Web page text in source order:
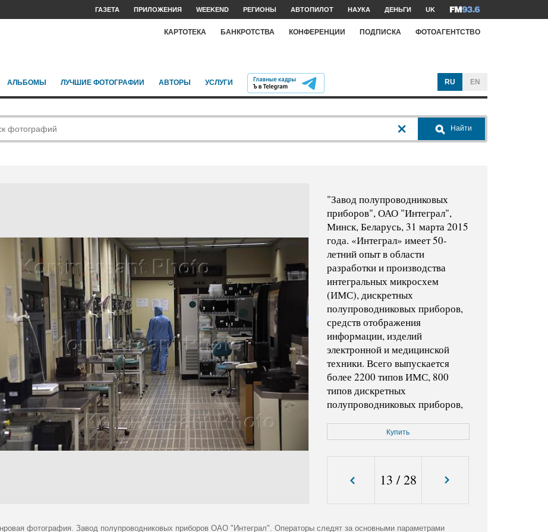
ГАЗЕТА ПРИЛОЖЕНИЯ WEEKEND РЕГИОНЫ АВТОПИЛОТ НАУКА ДЕНЬГИ UK
КАРТОТЕКА БАНКРОТСТВА КОНФЕРЕНЦИИ ПОДПИСКА ФОТОАГЕНТСТВО
АЛЬБОМЫ ЛУЧШИЕ ФОТОГРАФИИ АВТОРЫ УСЛУГИ RU EN
Найти
"Завод полупроводниковых
приборов", ОАО "Интеграл",
Минск, Беларусь, 31 марта 2015
года. «Интеграл» имеет 50-
летний опыт в области
разработки и производства
интегральных микросхем
(ИМС), дискретных
полупроводниковых приборов,
средств отображения
информации, изделий
электронной и медицинской
техники. Всего выпускается
более 2200 типов ИМС, 800
типов дискретных
полупроводниковых приборов,
наименований изделий
банковской сферы, торговли,
сельского хозяйства и др. На
микроэлектронные компоненты
Купить
13 /28
фотография. Завод полупроводниковых приборов ОАО "Интеграл". Операторы следят за основными параметрами